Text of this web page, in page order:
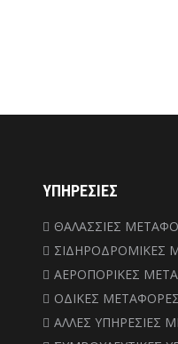
ΥΠΗΡΕΣΙΕΣ
ΘΑΛΑΣΣΙΕΣ
ΣΙΔΗΡΟΔΡΟΜΙΚΕΣ
ΑΕΡΟΠΟΡΙΚΕΣ
ΟΔΙΚΕΣ ΜΕΤΑΦΟΡΕΣ
ΑΛΛΕΣ ΥΠΗΡΕΣΙΕΣ